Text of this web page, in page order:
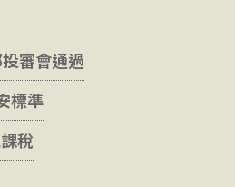
審會通過
標準
稅